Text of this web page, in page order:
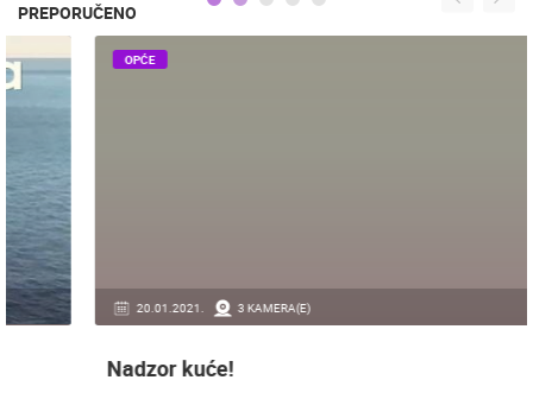
PREPORUČENO
20.01.2021. 3 KAMERA(E)
OPĆE
Nadzor kuće!